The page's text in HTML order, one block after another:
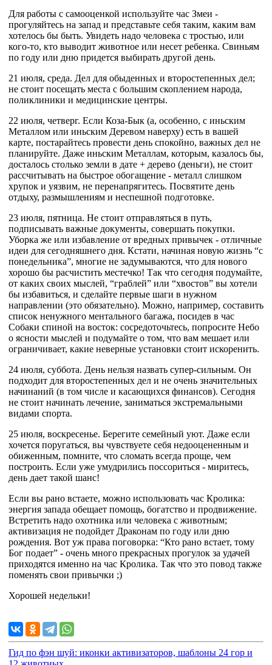
Для работы с самооценкой используйте час Змеи -
прогуляйтесь на запад и представьте себя таким, каким вам
хотелось бы быть. Увидеть надо человека с тростью, или
кого-то, кто выводит животное или несет ребенка. Свиньям
по году или дню придется выбирать другой день.
21 июля, среда. Дел для обыденных и второстепенных дел;
не стоит посещать места с большим скоплением народа,
поликлиники и медицинские центры.
22 июля, четверг. Если Коза-Бык (а, особенно, с иньским
Металлом или иньским Деревом наверху) есть в вашей
карте, постарайтесь провести день спокойно, важных дел не
планируйте. Даже иньским Металлам, которым, казалось бы,
досталось столько земли в дате + дерево (деньги), не стоит
рассчитывать на быстрое обогащение - металл слишком
хрупок и уязвим, не перенапрягитесь. Посвятите день
отдыху, размышлениям и неспешной подготовке.
23 июля, пятница. Не стоит отправляться в путь,
подписывать важные документы, совершать покупки.
Уборка же или избавление от вредных привычек - отличные
идеи для сегодняшнего дня. Кстати, начиная новую жизнь “с
понедельника”, многие не задумываются, что для нового
хорошо бы расчистить местечко! Так что сегодня подумайте,
от каких своих мыслей, “граблей” или “хвостов” вы хотели
бы избавиться, и сделайте первые шаги в нужном
направлении (это обязательно). Можно, например, составить
список ненужного ментального багажа, посидев в час
Собаки спиной на восток: сосредоточьтесь, попросите Небо
о ясности мыслей и подумайте о том, что вам мешает или
ограничивает, какие неверные установки стоит искоренить.
24 июля, суббота. День нельзя назвать супер-сильным. Он
подходит для второстепенных дел и не очень значительных
начинаний (в том числе и касающихся финансов). Сегодня
не стоит начинать лечение, заниматься экстремальными
видами спорта.
25 июля, воскресенье. Берегите семейный уют. Даже если
хочется поругаться, вы чувствуете себя недооцененным и
обиженным, помните, что сломать всегда проще, чем
построить. Если уже умудрились поссориться - миритесь,
день дает такой шанс!
Если вы рано встаете, можно использовать час Кролика:
энергия запада обещает помощь, богатство и продвижение.
Встретить надо охотника или человека с животным;
активизация не подойдет Драконам по году или дню
рождения. Вот уж права поговорка: “Кто рано встает, тому
Бог подает” - очень много прекрасных прогулок за удачей
приходятся именно на час Кролика. Так что это повод также
поменять свои привычки ;)
Хорошей недельки!
Гид по фэн шуй: иконки активизаторов, шаблоны 24 гор и